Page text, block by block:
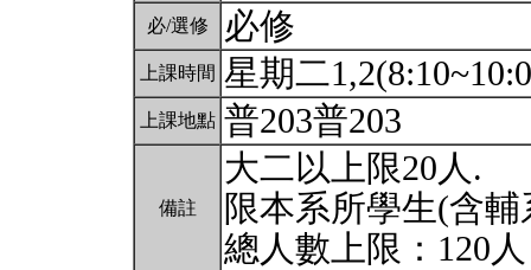
必/選修 必修
上課時間 星期二
上課地點 普203普203
備註
大二以上限20人.
限本系所學生(含
總人數上限：120